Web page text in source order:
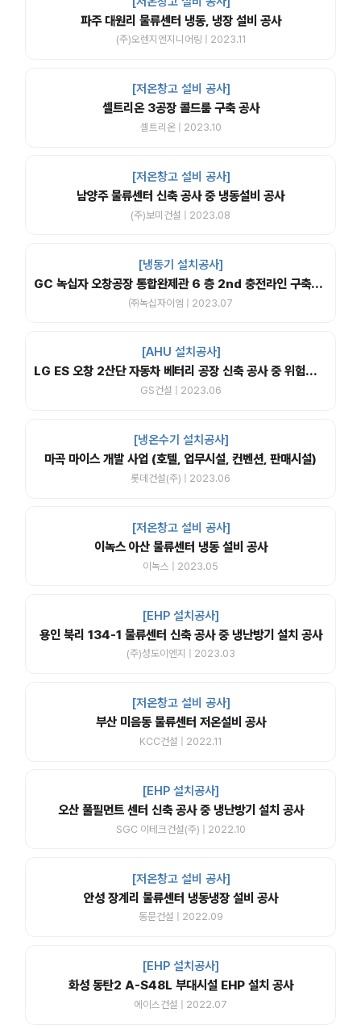
파주 대원리 물류센터 냉동, 냉장 설비 공사
(주)오렌지엔지니어링 | 2023.11
[저온창고 설비 공사]
셀트리온 3공장 콜드룸 구축 공사
셀트리온 | 2023.10
[저온창고 설비 공사]
남양주 물류센터 신축 공사 중 냉동설비 공사
(주)보미건설 | 2023.08
[냉동기 설치공사]
GC 녹십자 오창공장 통합완제관 6 층 2nd 충전라인 구축공사
㈜녹십자이엠 | 2023.07
[AHU 설치공사]
LG ES 오창 2산단 자동차 베터리 공장 신축 공사 중 위험물 창고 구축 공사
GS건설 | 2023.06
[냉온수기 설치공사]
마곡 마이스 개발 사업 (호텔, 업무시설, 컨벤션, 판매시설)
롯데건설(주) | 2023.06
[저온창고 설비 공사]
이녹스 아산 물류센터 냉동 설비 공사
이녹스 | 2023.05
[EHP 설치공사]
용인 북리 134-1 물류센터 신축 공사 중 냉난방기 설치 공사
(주)성도이엔지 | 2023.03
[저온창고 설비 공사]
부산 미음동 물류센터 저온설비 공사
KCC건설 | 2022.11
[EHP 설치공사]
오산 풀필먼트 센터 신축 공사 중 냉난방기 설치 공사
SGC 이테크건설(주) | 2022.10
[저온창고 설비 공사]
안성 장계리 물류센터 냉동냉장 설비 공사
동문건설 | 2022.09
[EHP 설치공사]
화성 동탄2 A-S48L 부대시설 EHP 설치 공사
에이스건설 | 2022.07